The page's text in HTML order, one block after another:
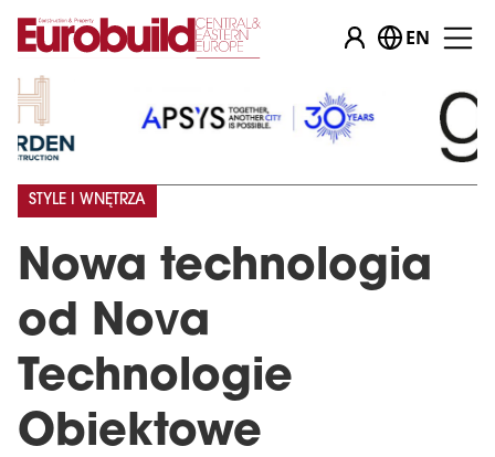
EN
Nowa technologia
od Nova
Technologie
Obiektowe
STYLE I WNĘTRZA